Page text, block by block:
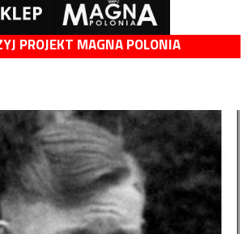
PROJEKT MAGNA POLONIA